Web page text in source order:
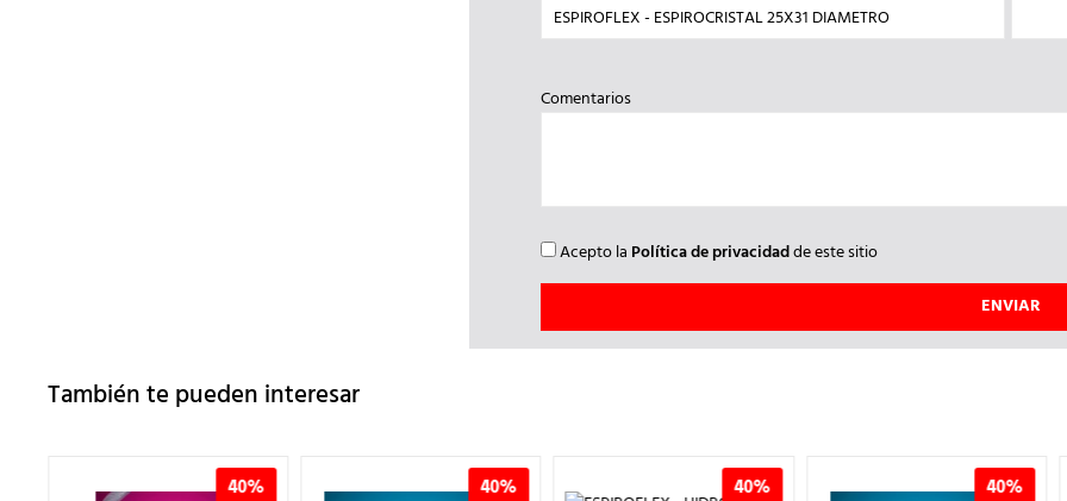
Comentarios
Acepto la Política de privacidadde este sitio
También te pueden interesar
40% 40% 40% 40%